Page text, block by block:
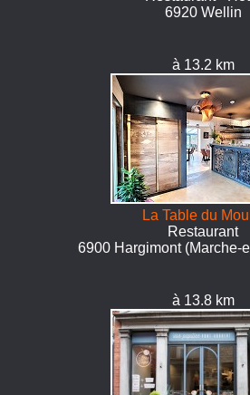
6920 Wellin
à 13.2 km
La Table du
Restaurant
6900 Hargimont (Marche-
à 13.8 km